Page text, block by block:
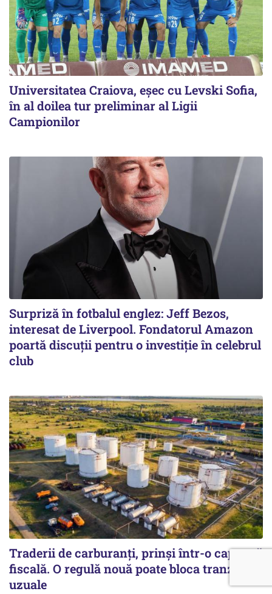
Universitatea Craiova, eșec cu Levski Sofia,
în al doilea tur preliminar al Ligii
Campionilor
Surpriză în fotbalul englez: Jeff Bezos,
interesat de Liverpool. Fondatorul Amazon
poartă discuții pentru o investiție în celebrul
club
Traderii de carburanți, prinși într-o capcană
fiscală. O regulă nouă poate bloca tranzacții
uzuale